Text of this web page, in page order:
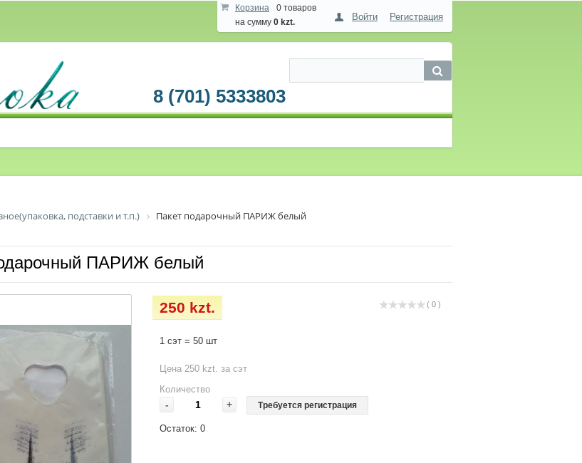
Корзина
0 товаров
на сумму 0 kzt. Войти Регистрация
8 (701) 5333803
подставки и т.п.) Пакет подарочный ПАРИЖ белый
ПАРИЖ белый
( 0 )
250 kzt.
1 сэт = 50 шт
Цена 250 kzt. за сэт
Количество
- + Требуется регистрация
Остаток:0